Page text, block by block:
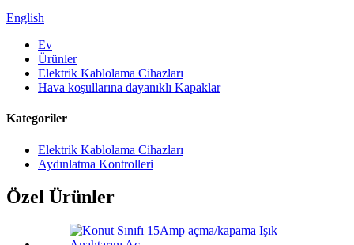
English
Ev
Ürünler
Elektrik Kablolama Cihazları
Hava koşullarına dayanıklı Kapaklar
Kategoriler
Elektrik Kablolama Cihazları
Aydınlatma Kontrolleri
Özel Ürünler